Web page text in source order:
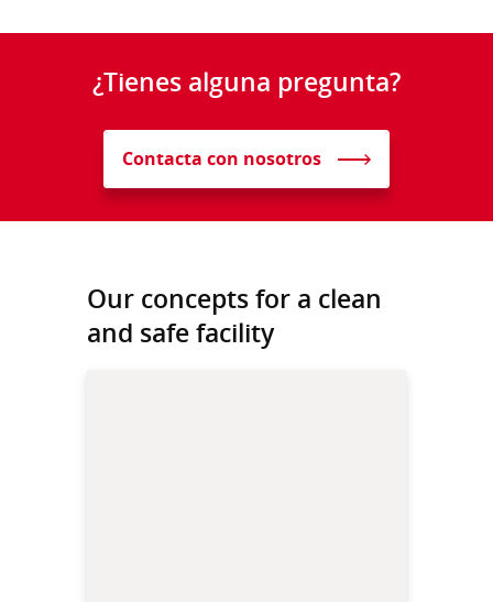
¿Tienes alguna pregunta?
Contacta con nosotros
Our concepts for a clean
and safe facility